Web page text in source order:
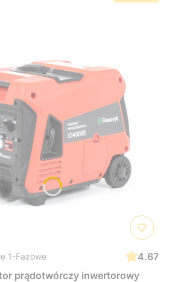
1-Fazowe
4.67
prądotwórczy inwertorowy